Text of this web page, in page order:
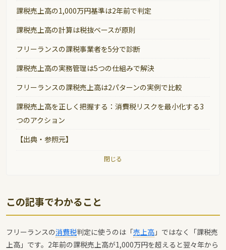
課税売上高の1,000万円基準は2年前で判定
課税売上高の計算は税抜ベースが原則
フリーランスの課税事業者を5分で診断
課税売上高の実務管理は5つの仕組みで解決
フリーランスの課税売上高は2パターンの実例で比較
課税売上高を正しく把握する：消費税リスクを最小化する3
つのアクション
【出典・参照元】
閉じる
この記事でわかること
フリーランスの消費税判定に使うのは「売上高 」ではなく「課税売
上高」です。2年前の課税売上高が1,000万円を超えると翌々年から